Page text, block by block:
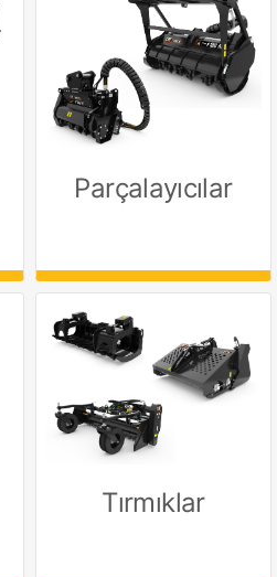
Parçalayıcılar
Tırmıklar